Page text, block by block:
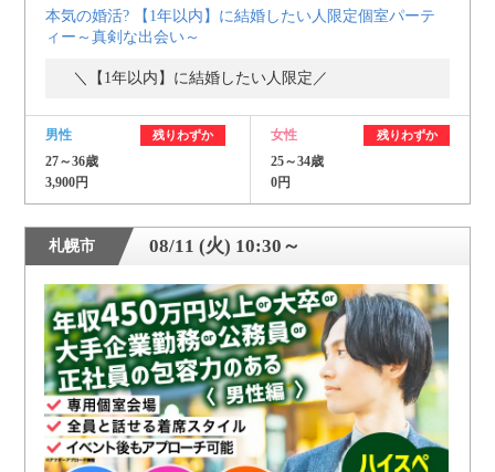
本気の婚活? 【1年以内】に結婚したい人限定個室パーテ
ィー～真剣な出会い～
＼【1年以内】に結婚したい人限定／
男性 残りわずか
27～36歳
3,900円
女性 残りわずか
25～34歳
0円
札幌市 08/11 (火) 10:30～